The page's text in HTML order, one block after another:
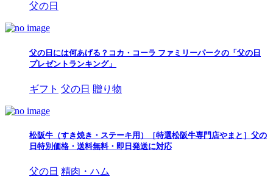
父の日
父の日には何あげる？コカ・コーラ ファミリーパークの「父の日
プレゼントランキング」
ギフト 父の日 贈り物
松阪牛（すき焼き・ステーキ用）［特選松阪牛専門店やまと］父の
日特別価格・送料無料・即日発送に対応
父の日 精肉・ハム